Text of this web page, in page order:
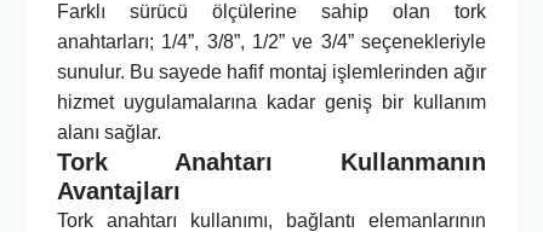
Farklı sürücü ölçülerine sahip olan tork
anahtarları; 1/4”, 3/8”, 1/2” ve 3/4” seçenekleriyle
sunulur. Bu sayede hafif montaj işlemlerinden ağır
hizmet uygulamalarına kadar geniş bir kullanım
alanı sağlar.
Tork Anahtarı Kullanmanın
Avantajları
Tork anahtarı kullanımı, bağlantı elemanlarının